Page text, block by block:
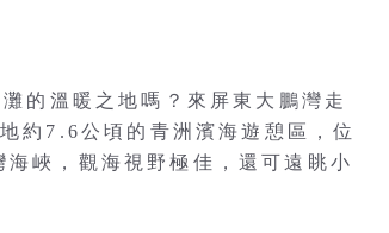
的溫暖之地嗎？來屏東大鵬灣走
約7.6公頃的青洲濱海遊憩區，位
峽，觀海視野極佳，還可遠眺小